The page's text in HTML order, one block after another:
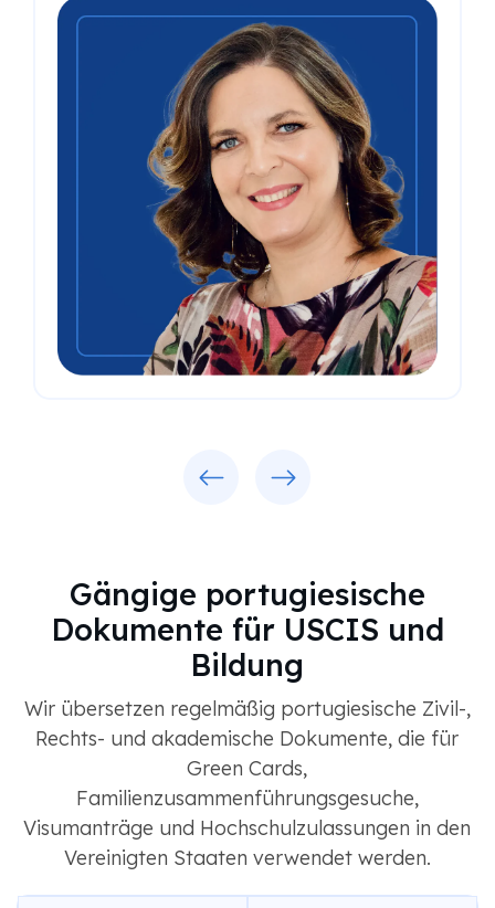
Gängige portugiesische
Dokumente für USCIS und
Bildung
Wir übersetzen regelmäßig portugiesische Zivil-,
Rechts- und akademische Dokumente, die für
Green Cards,
Familienzusammenführungsgesuche,
Visumanträge und Hochschulzulassungen in den
Vereinigten Staaten verwendet werden.